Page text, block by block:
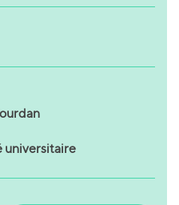
universitaire